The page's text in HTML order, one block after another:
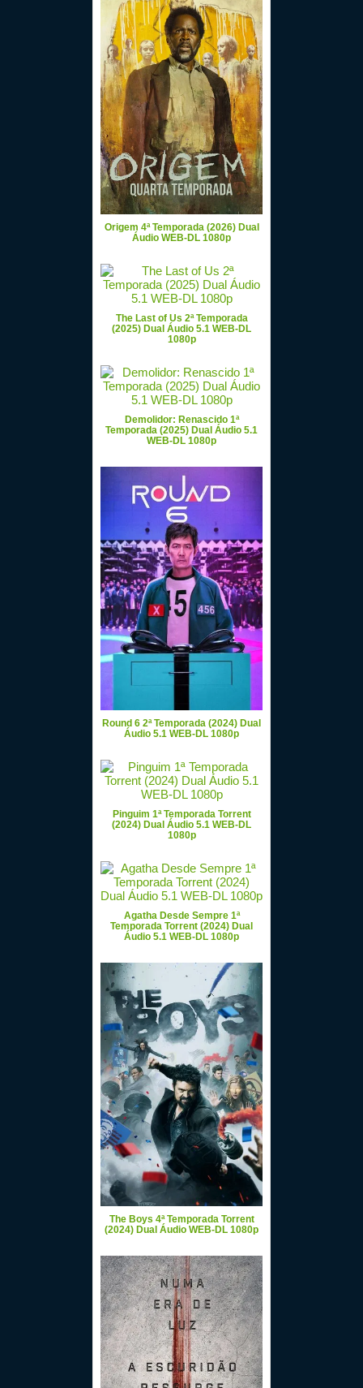
Origem 4ª Temporada (2026) Dual
Áudio WEB-DL 1080p
The Last of Us 2ª Temporada
(2025) Dual Áudio 5.1 WEB-DL
1080p
Demolidor: Renascido 1ª
Temporada (2025) Dual Áudio 5.1
WEB-DL 1080p
Round 6 2ª Temporada (2024) Dual
Áudio 5.1 WEB-DL 1080p
Pinguim 1ª Temporada Torrent
(2024) Dual Áudio 5.1 WEB-DL
1080p
Agatha Desde Sempre 1ª
Temporada Torrent (2024) Dual
Áudio 5.1 WEB-DL 1080p
The Boys 4ª Temporada Torrent
(2024) Dual Áudio WEB-DL 1080p